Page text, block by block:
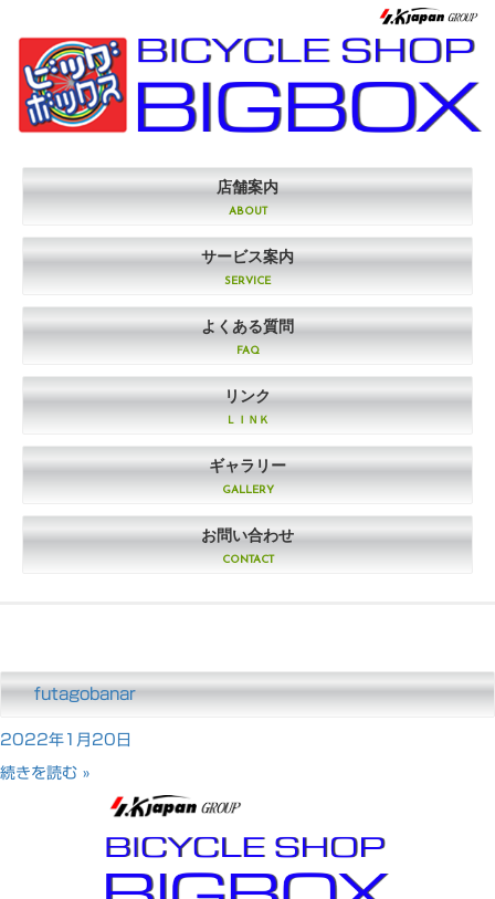
店舗案内
ABOUT
サービス案内
SERVICE
よくある質問
FAQ
リンク
ＬＩＮＫ
ギャラリー
GALLERY
お問い合わせ
CONTACT
futagobanar
2022年1月20日
続きを読む »